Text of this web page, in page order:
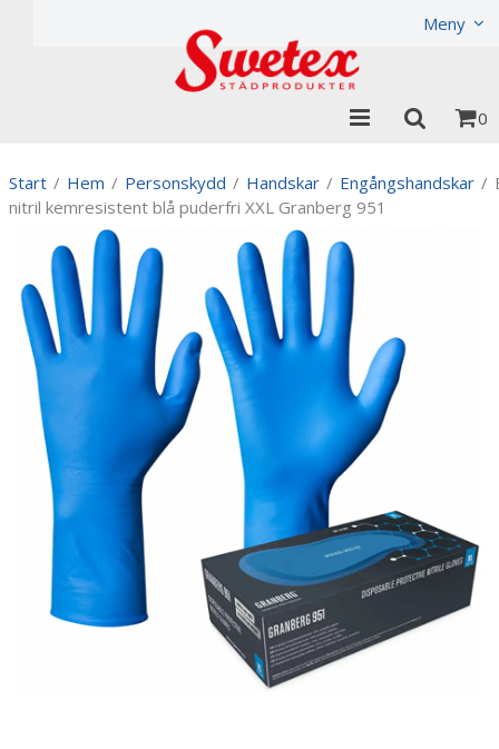
Meny
0
Start / Hem / Personskydd / Handskar / Engångshandskar /
nitril kemresistent blå puderfri XXL Granberg 951